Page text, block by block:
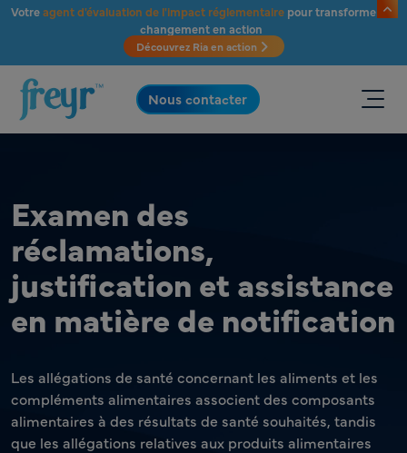
Passer au contenu principal
Votreagent d'évaluation de l'impact réglementairepour transformer le
changement en action
Découvrez Ria en action
.
Nous contacter
Examen des
réclamations,
justification et assistance
en matière de notification
Les allégations de santé concernant les aliments et les
compléments alimentaires associent des composants
alimentaires à des résultats de santé souhaités, tandis
que les allégations relatives aux produits alimentaires